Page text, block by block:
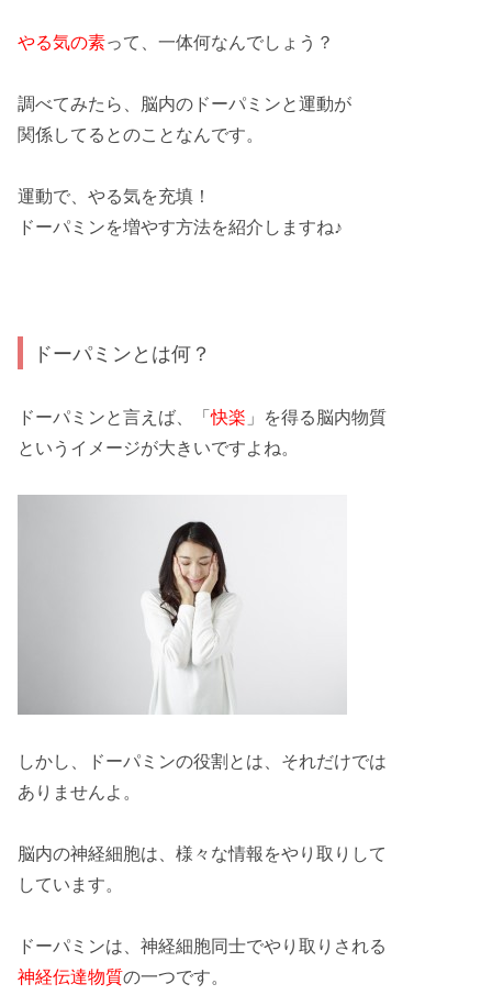
やる気の素って、一体何なんでしょう？
調べてみたら、脳内の ドーパミンと運動が
関係してるとのことなんです。
運動で、やる気を充填！
ドーパミンを増やす方法を紹介しますね♪
ドーパミンとは何？
ドーパミンと言えば、「快楽 」を得る脳内物質
という イメージが大きいですよね。
しかし、ドーパミンの役割 とは、それだけでは
ありませんよ。
脳内の神経細胞は、様々な情報をやり取りして
しています。
ドーパミンは、神経細胞同士でやり取りされる
神経伝達物質の一つです。